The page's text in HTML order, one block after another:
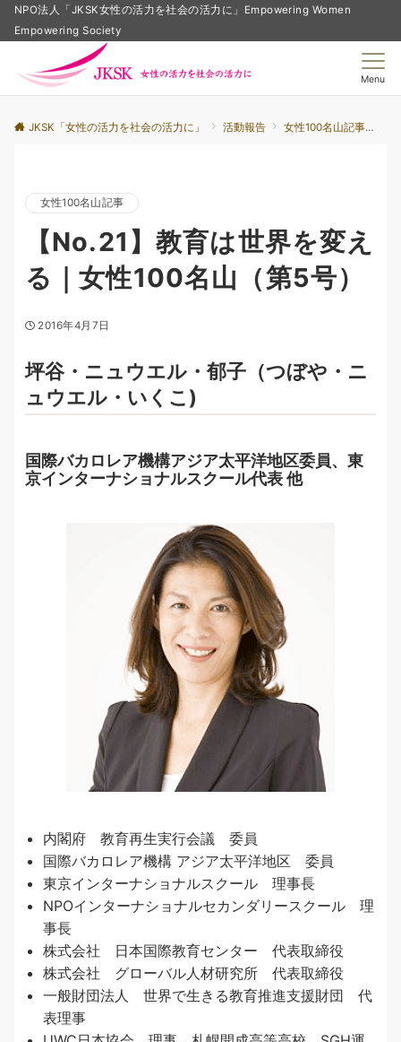
NPO法人「JKSK女性の活力を社会の活力に」Empowering Women
Empowering Society
Menu
JKSK「女性の活力を社会の活力に」 活動報告 女性100名山記事
女性100名山記事
【No.21】教育は世界を変え
る｜女性100名山（第5号）
2016年4月7日
坪谷・ニュウエル・郁子（つぼや・ニ
ュウエル・いくこ)
国際バカロレア機構アジア太平洋地区委員、東
京インターナショナルスクール代表 他
内閣府 教育再生実行会議 委員
国際バカロレア機構 アジア太平洋地区 委員
東京インターナショナルスクール 理事長
NPOインターナショナルセカンダリースクール 理
事長
株式会社 日本国際教育センター 代表取締役
株式会社 グローバル人材研究所 代表取締役
一般財団法人 世界で生きる教育推進支援財団 代
表理事